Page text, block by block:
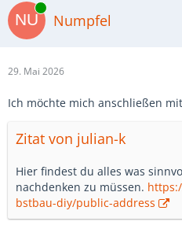
Online
Numpfel
29. Mai 2026
Ich möchte mich anschließen
Zitat von julian-k
Hier findest du alles was
nachdenken zu müssen.
bstbau-diy/public-address